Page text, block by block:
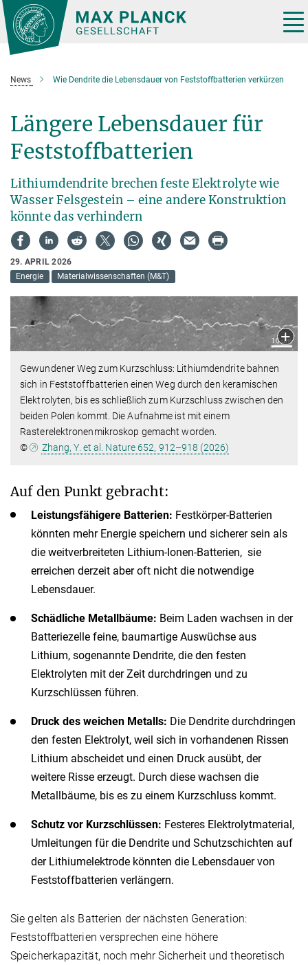
Hauptinhalt
News Wie Dendrite die Lebensdauer von Feststoffbatterien verkürzen
Längere Lebensdauer für
Feststoffbatterien
Lithiumdendrite brechen feste Elektrolyte wie
Wasser Felsgestein – eine andere Konstruktion
könnte das verhindern
29. APRIL 2026
Energie
Materialwissenschaften (M&T)
Gewundener Weg zum Kurzschluss: Lithiumdendrite bahnen
sich in Feststoffbatterien einen Weg durch den keramischen
Elektrolyten, bis es schließlich zum Kurzschluss zwischen den
beiden Polen kommt. Die Aufnahme ist mit einem
Rasterelektronenmikroskop gemacht worden.
©
Zhang, Y. et al. Nature 652, 912–918 (2026)
Auf den Punkt gebracht:
Leistungsfähigere Batterien: Festkörper-Batterien
könnten mehr Energie speichern und sicherer sein als
die weitverbreiteten Lithium-Ionen-Batterien, sie
erreichen derzeit aber oft nicht die notwendige
Lebensdauer.
Schädliche Metallbäume: Beim Laden wachsen in der
Batteriezelle feine, baumartige Auswüchse aus
Lithium, sogenannte Dendrite, die den festen
Elektrolyten mit der Zeit durchdringen und zu
Kurzschlüssen führen.
Druck des weichen Metalls: Die Dendrite durchdringen
den festen Elektrolyt, weil sich in vorhandenen Rissen
Lithium abscheidet und einen Druck ausübt, der
weitere Risse erzeugt. Durch diese wachsen die
Metallbäume, bis es zu einem Kurzschluss kommt.
Schutz vor Kurzschlüssen: Festeres Elektrolytmaterial,
Umleitungen für die Dendrite und Schutzschichten auf
der Lithiumelektrode könnten die Lebensdauer von
Feststoffbatterien verlängern.
Sie gelten als Batterien der nächsten Generation:
Feststoffbatterien versprechen eine höhere
Speicherkapazität, noch mehr Sicherheit und theoretisch